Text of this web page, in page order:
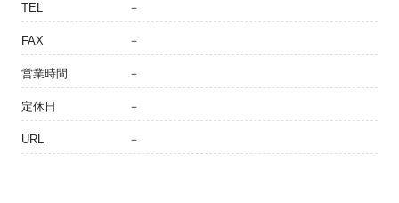
TEL －
FAX －
営業時間 －
定休日 －
URL －